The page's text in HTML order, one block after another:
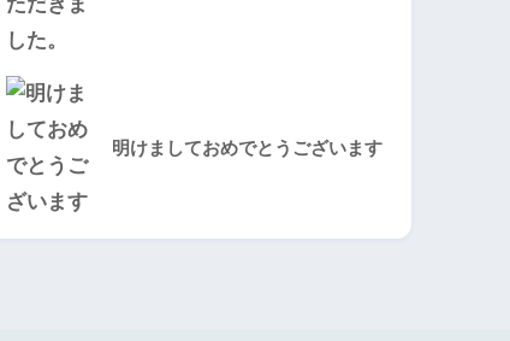
明けましておめでとうございます